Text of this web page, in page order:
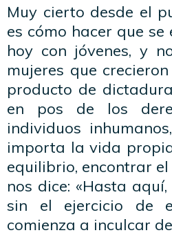
Muy cierto desde el
es cómo hacer que
hoy con jóvenes, y
mujeres que
producto de
en pos de los
individuos
importa la vida
equilibrio, encontrar
nos dice: «Hasta
sin el ejercicio de
comienza a inculcar